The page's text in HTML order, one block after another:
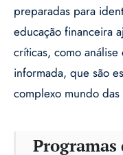
preparadas para
educação financeira
críticas, como
informada, que são
complexo mundo das
Programas